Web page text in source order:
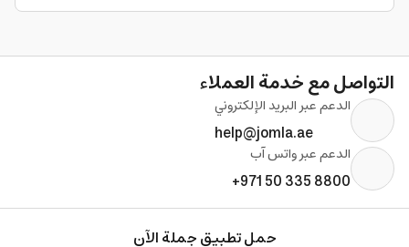
التواصل مع خدمة العملاء
الدعم عبر البريد الإلكتروني
help@jomla.ae
الدعم عبر واتس آب
+971 50 335 8800
حمل تطبيق جملة الآن